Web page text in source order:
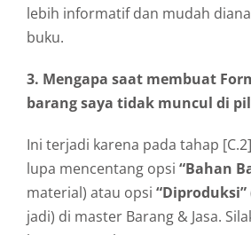
lebih informatif dan mudah
buku.
3. Mengapa saat membuat
barang saya tidak muncul di
Ini terjadi karena pada tahap
lupa mencentang opsi “Bahan
material) atau opsi “Diproduksi”
jadi) di master Barang & Jasa.